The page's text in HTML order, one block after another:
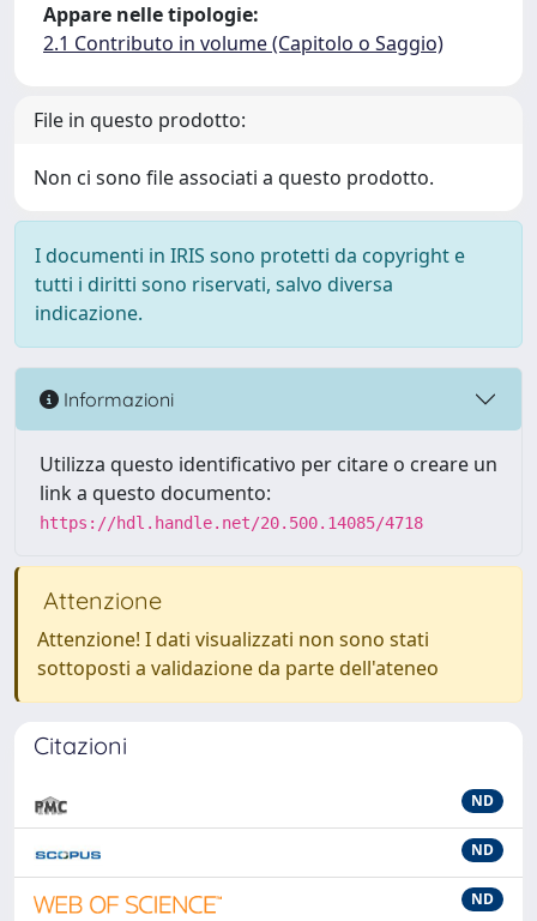
Appare nelle tipologie:
2.1 Contributo in volume (Capitolo o Saggio)
File in questo prodotto:
Non ci sono file associati a questo prodotto.
I documenti in IRIS sono protetti da copyright e
tutti i diritti sono riservati, salvo diversa
indicazione.
Informazioni
Utilizza questo identificativo per citare o creare un
link a questo documento:
https://hdl.handle.net/20.500.14085/4718
Attenzione
Attenzione! I dati visualizzati non sono stati
sottoposti a validazione da parte dell'ateneo
Citazioni
ND
ND
ND